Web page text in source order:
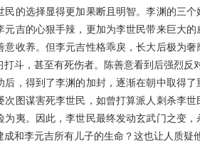
民的选择显得更加果断且明智。李渊的三
元吉的心狠手辣，更加为李世民带来巨大
意收养。但李元吉性格乖戾，长大后极为
斗，甚至有死伤者。陈善意看到后强烈反
后，得到了李渊的加封，逐渐在朝中取得
次图谋害死李世民，如曾打算派人刺杀李
为夷。因此，李世民最终发动玄武门之变
和李元吉所有儿子的生命？这也让人质疑